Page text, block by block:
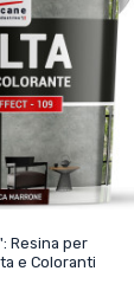
Resina per
e Coloranti